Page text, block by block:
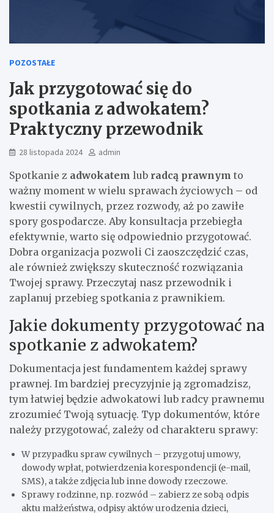
POZOSTAŁE
Jak przygotować się do
spotkania z adwokatem?
Praktyczny przewodnik
28 listopada 2024 admin
Spotkanie z adwokatem lub radcą prawnym to
ważny moment w wielu sprawach życiowych – od
kwestii cywilnych, przez rozwody, aż po zawiłe
spory gospodarcze. Aby konsultacja przebiegła
efektywnie, warto się odpowiednio przygotować.
Dobra organizacja pozwoli Ci zaoszczędzić czas,
ale również zwiększy skuteczność rozwiązania
Twojej sprawy. Przeczytaj nasz przewodnik i
zaplanuj przebieg spotkania z prawnikiem.
Jakie dokumenty przygotować na
spotkanie z adwokatem?
Dokumentacja jest fundamentem każdej sprawy
prawnej. Im bardziej precyzyjnie ją zgromadzisz,
tym łatwiej będzie adwokatowi lub radcy prawnemu
zrozumieć Twoją sytuację. Typ dokumentów, które
należy przygotować, zależy od charakteru sprawy:
W przypadku spraw cywilnych – przygotuj umowy,
dowody wpłat, potwierdzenia korespondencji (e-mail,
SMS), a także zdjęcia lub inne dowody rzeczowe.
Sprawy rodzinne, np. rozwód – zabierz ze sobą odpis
aktu małżeństwa, odpisy aktów urodzenia dzieci,